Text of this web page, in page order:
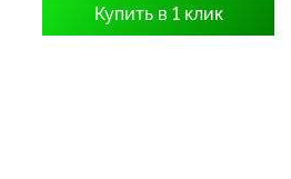
Купить в 1 клик